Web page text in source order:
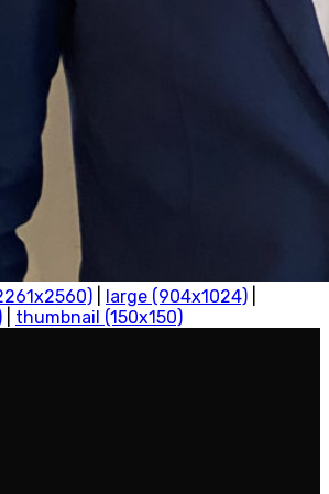
large (904x1024)
thumbnail (150x150)